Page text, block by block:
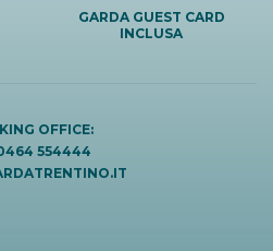
GARDA GUEST CARD
INCLUSA
OFFICE:
554444